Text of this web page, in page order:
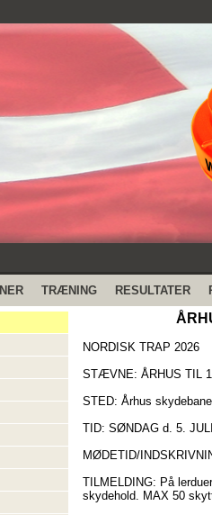
TRÆNING RESULTATER
NORDISK TRAP 2026
STÆVNE: ÅRHUS TIL
STED: Århus
TID: SØNDAG d. 5.
MØDETID/
TILMELDING: På
skydehold. MAX 50